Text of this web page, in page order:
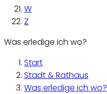
W
Z
Was erledige ich wo?
Start
Stadt & Rathaus
Was erledige ich wo?